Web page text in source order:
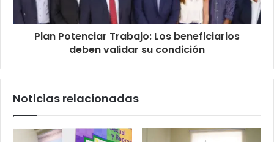
Plan Potenciar Trabajo: Los beneficiarios
deben validar su condición
Noticias relacionadas